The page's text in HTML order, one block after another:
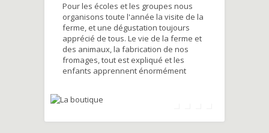
Pour les écoles et les groupes nous
organisons toute l'année la visite de la
ferme, et une dégustation toujours
apprécié de tous. Le vie de la ferme et
des animaux, la fabrication de nos
fromages, tout est expliqué et les
enfants apprennent énormément